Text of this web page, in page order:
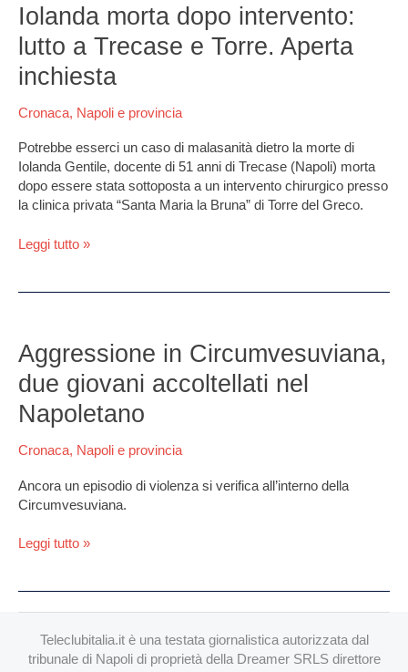
Iolanda morta dopo intervento:
lutto a Trecase e Torre. Aperta
inchiesta
Cronaca, Napoli e provincia
Potrebbe esserci un caso di malasanità dietro la morte di
Iolanda Gentile, docente di 51 anni di Trecase (Napoli) morta
dopo essere stata sottoposta a un intervento chirurgico presso
la clinica privata “Santa Maria la Bruna” di Torre del Greco.
morta
dopo
intervento:
lutto
a
Trecase
Torre.
Aperta
inchiesta
Leggi tutto »
Aggressione in Circumvesuviana,
due giovani accoltellati nel
Napoletano
Cronaca, Napoli e provincia
Ancora un episodio di violenza si verifica all’interno della
Circumvesuviana.
in
Circumvesuviana,
due
giovani
accoltellati
nel
Napoletano
Leggi tutto »
Teleclubitalia.it è una testata giornalistica autorizzata dal
tribunale di Napoli di proprietà della Dreamer SRLS direttore